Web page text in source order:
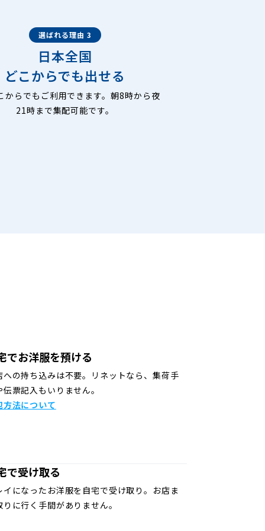
選ばれる理由 3
日本全国
どこからでも出せる
からでもご利用できます。朝8時から夜
21時まで集配可能です。
でお洋服を預ける
への持ち込みは不要。リネットなら、集荷手
伝票記入もいりません。
方法について
で受け取る
イになったお洋服を自宅で受け取り。お店ま
りに行く手間がありません。